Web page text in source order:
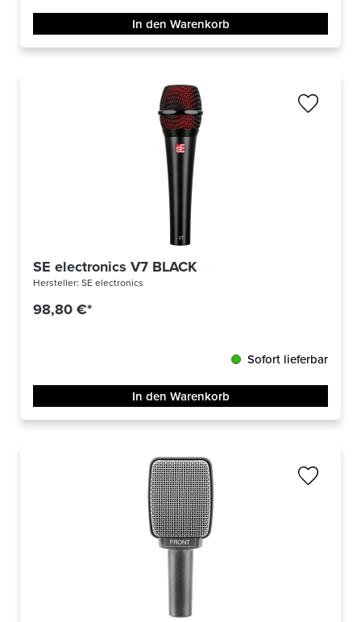
In den Warenkorb
SE electronics V7 BLACK
Hersteller: SE electronics
98,80 €*
Sofort lieferbar
In den Warenkorb